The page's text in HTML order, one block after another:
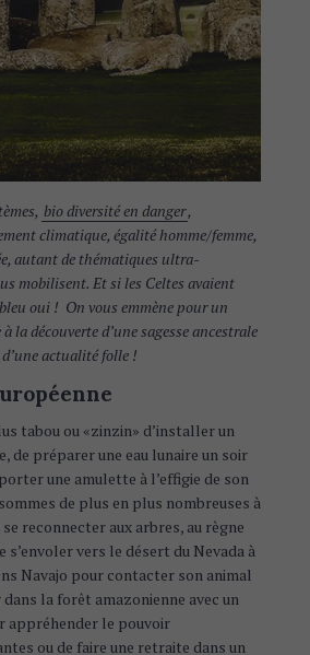
bio diversité en danger,
climatique, égalité homme/femme,
autant de thématiques ultra-
mobilisent. Et si les Celtes avaient
oui ! On vous emmène pour un
la découverte d’une sagesse ancestrale
actualité folle !
tabou ou «zinzin» d’installer un
de préparer une eau lunaire un soir
une amulette à l’effigie de son
de plus en plus nombreuses à
reconnecter aux arbres, au règne
s’envoler vers le désert du Nevada à
Navajo pour contacter son animal
la forêt amazonienne avec un
appréhender le pouvoir
ou de faire une retraite dans un